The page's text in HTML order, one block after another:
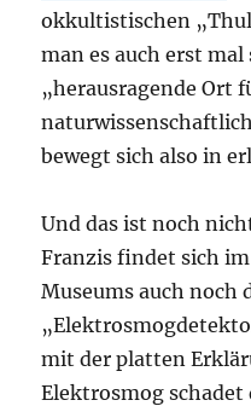
okkultistischen
man es auch erst mal
„herausragende Ort
bewegt sich also in
Und das ist noch
Franzis findet sich im
Museums auch noch
mit der platten
Elektrosmog schadet